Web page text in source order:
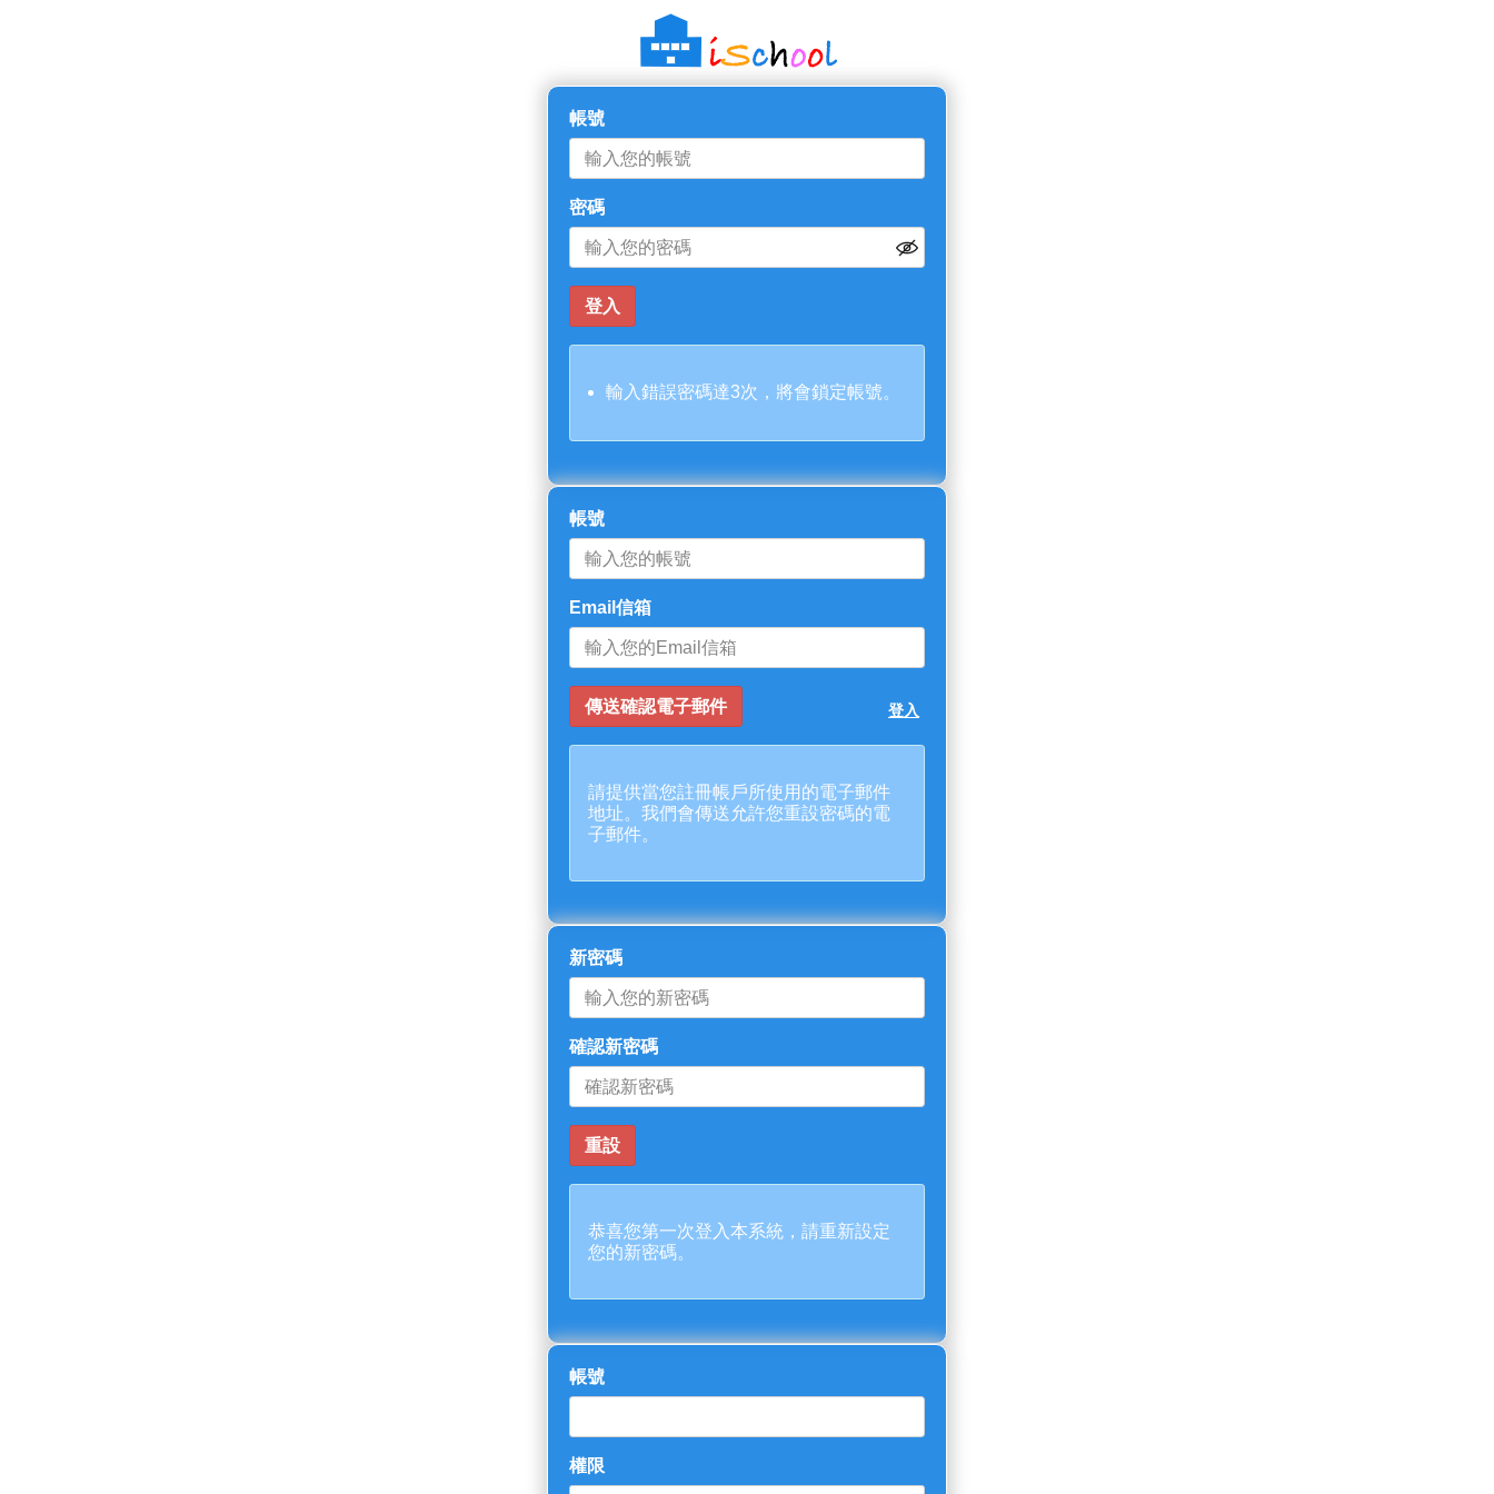
帳號
密碼
輸入錯誤密碼達3次，將會鎖定帳號。
帳號
Email信箱
登入
請提供當您註冊帳戶所使用的電子郵件
地址。我們會傳送允許您重設密碼的電
子郵件。
新密碼
確認新密碼
恭喜您第一次登入本系統，請重新設定
您的新密碼。
帳號
權限